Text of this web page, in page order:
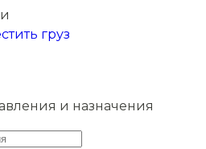
груз
и назначения